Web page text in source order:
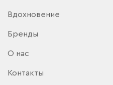
Вдохновение
Бренды
О нас
Контакты